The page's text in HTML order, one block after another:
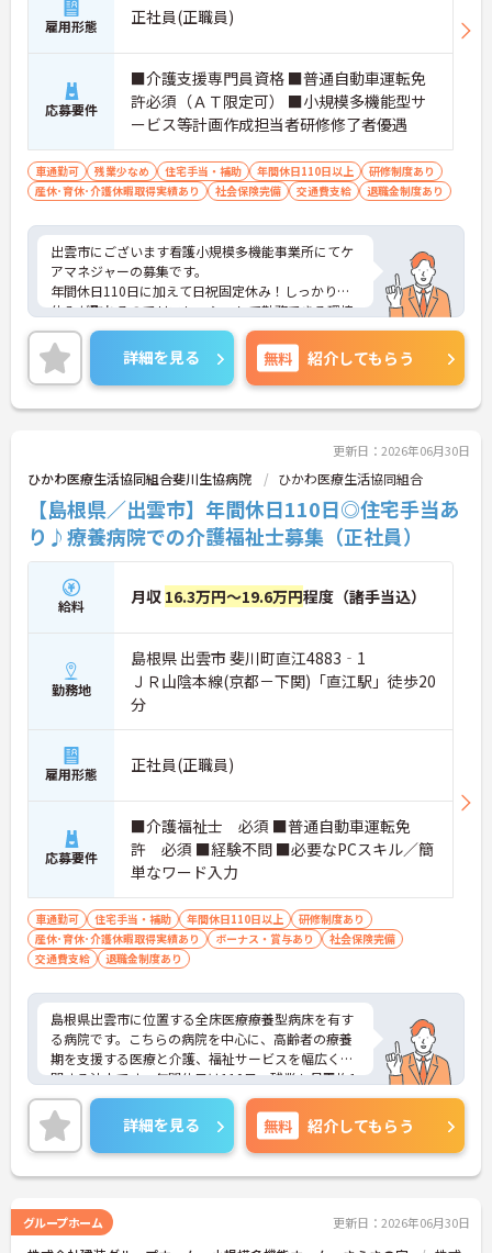
雇用形態 正社員(正職員)
応募要件
■介護支援専門員資格 ■普通自動車運転免
許必須（ＡＴ限定可） ■小規模多機能型サ
ービス等計画作成担当者研修修了者優遇
車通勤可 残業少なめ 住宅手当・補助 年間休日110日以上
研修制度あり
産休･育休･介護休暇取得実績あり
社会保険完備 交通費支給 退職金制度あり
出雲市にございます看護小規模多機能事業所にてケ
アマネジャーの募集です。
年間休日110日に加えて日祝固定休み！しっかりお
休みが取れるのでリフレッシュして勤務できる環境
です◎
残業も少なめなので、プライベートの予定も立てや
すいですよ！
ご興味ある方には、面接対策ポイントなど、さらに
詳細をお話しいたしますのでお気軽にご相談くださ
詳細を見る 無料 紹介してもらう
更新日：2026年06月30日
ひかわ医療生活協同組合斐川生協病院 ひかわ医療生活協同組合
【島根県／出雲市】年間休日110日◎住宅手当あ
り♪療養病院での介護福祉士募集（正社員）
給料 月収 16.3万円～19.6万円程度（諸手当込）
勤務地
島根県 出雲市 斐川町直江4883‐1
ＪＲ山陰本線(京都－下関)「直江駅」徒歩20
分
雇用形態 正社員(正職員)
応募要件
■介護福祉士 必須 ■普通自動車運転免
許 必須 ■経験不問 ■必要なPCスキル／簡
単なワード入力
車通勤可 住宅手当・補助 年間休日110日以上
研修制度あり
産休･育休･介護休暇取得実績あり
ボーナス・賞与あり
社会保険完備
交通費支給
退職金制度あり
島根県出雲市に位置する全床医療療養型病床を有す
る病院です。こちらの病院を中心に、高齢者の療養
期を支援する医療と介護、福祉サービスを幅広く展
開する法人です。年間休日は110日、残業も月平均1
0時間程度と少なく、プライベートとの両立もしや
すいです。ご興味のある方には、面接対策ポイント
など、さらに詳細をお話しいたしますのでお気軽に
ご相談ください！
詳細を見る 無料 紹介してもらう
グループホーム 更新日：2026年06月30日